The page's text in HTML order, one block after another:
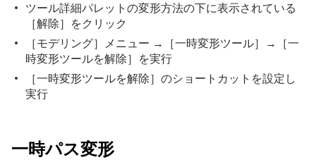
ツール詳細パレットの変形方法の下に表示されている
［解除］をクリック
［モデリング］メニュー →［一時変形ツール］→［一
時変形ツールを解除］を実行
［一時変形ツールを解除］のショートカットを設定し
実行
一時パス変形